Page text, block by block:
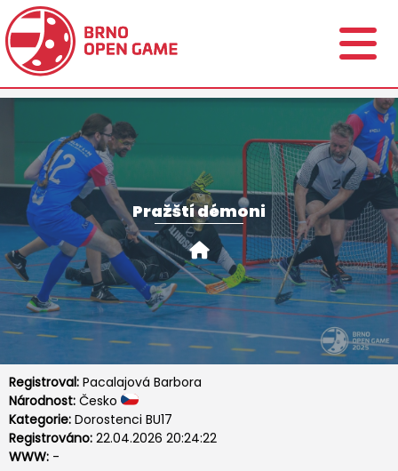
Pražští démoni
Registroval: Pacalajová Barbora
Národnost: Česko
Kategorie: Dorostenci BU17
Registrováno: 22.04.2026 20:24:22
WWW: -